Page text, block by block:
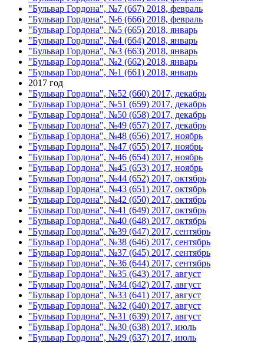
"Бульвар Гордона", №7 (667) 2018, февраль
"Бульвар Гордона", №6 (666) 2018, февраль
"Бульвар Гордона", №5 (665) 2018, январь
"Бульвар Гордона", №4 (664) 2018, январь
"Бульвар Гордона", №3 (663) 2018, январь
"Бульвар Гордона", №2 (662) 2018, январь
"Бульвар Гордона", №1 (661) 2018, январь
2017 год
"Бульвар Гордона", №52 (660) 2017, декабрь
"Бульвар Гордона", №51 (659) 2017, декабрь
"Бульвар Гордона", №50 (658) 2017, декабрь
"Бульвар Гордона", №49 (657) 2017, декабрь
"Бульвар Гордона", №48 (656) 2017, ноябрь
"Бульвар Гордона", №47 (655) 2017, ноябрь
"Бульвар Гордона", №46 (654) 2017, ноябрь
"Бульвар Гордона", №45 (653) 2017, ноябрь
"Бульвар Гордона", №44 (652) 2017, октябрь
"Бульвар Гордона", №43 (651) 2017, октябрь
"Бульвар Гордона", №42 (650) 2017, октябрь
"Бульвар Гордона", №41 (649) 2017, октябрь
"Бульвар Гордона", №40 (648) 2017, октябрь
"Бульвар Гордона", №39 (647) 2017, сентябрь
"Бульвар Гордона", №38 (646) 2017, сентябрь
"Бульвар Гордона", №37 (645) 2017, сентябрь
"Бульвар Гордона", №36 (644) 2017, сентябрь
"Бульвар Гордона", №35 (643) 2017, август
"Бульвар Гордона", №34 (642) 2017, август
"Бульвар Гордона", №33 (641) 2017, август
"Бульвар Гордона", №32 (640) 2017, август
"Бульвар Гордона", №31 (639) 2017, август
"Бульвар Гордона", №30 (638) 2017, июль
"Бульвар Гордона", №29 (637) 2017, июль